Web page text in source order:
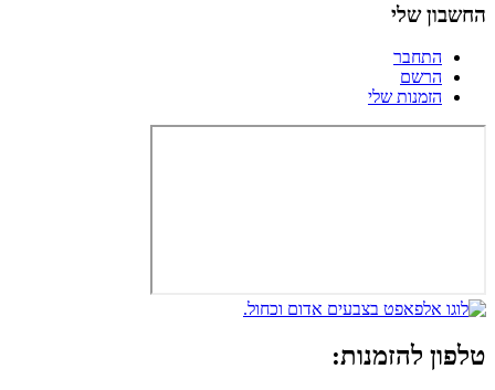
החשבון שלי
התחבר
הרשם
הזמנות שלי
טלפון להזמנות: